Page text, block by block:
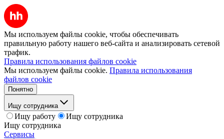
Мы используем файлы cookie, чтобы обеспечивать
правильную работу нашего веб-сайта и анализировать сетевой
трафик.
Правила использования файлов cookie
Мы используем файлы cookie. Правила использования
файлов cookie
Понятно
Ищу сотрудника
Ищу работу
Ищу сотрудника
Ищу сотрудника
Сервисы